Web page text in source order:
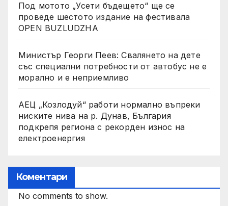
Под мотото „Усети бъдещето“ ще се
проведе шестото издание на фестивала
OPEN BUZLUDZHA
Министър Георги Пеев: Свалянето на дете
със специални потребности от автобус не е
морално и е неприемливо
АЕЦ „Козлодуй“ работи нормално въпреки
ниските нива на р. Дунав, България
подкрепя региона с рекорден износ на
електроенергия
Коментари
No comments to show.